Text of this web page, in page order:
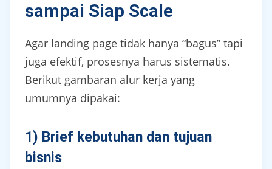
sampai Siap Scale
Agar landing page tidak hanya “bagus” tapi
juga efektif, prosesnya harus sistematis.
Berikut gambaran alur kerja yang
umumnya dipakai:
1) Brief kebutuhan dan tujuan
bisnis